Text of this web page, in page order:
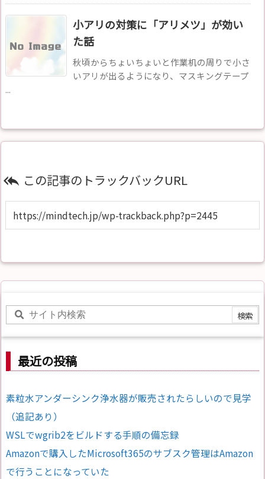
小アリの対策に「アリメツ」が効い
た話
秋頃からちょいちょいと作業机の周りで小さ
いアリが出るようになり、マスキングテープ
...
 この記事のトラックバックURL
最近の投稿
素粒水アンダーシンク浄水器が販売されたらしいので見学
（追記あり）
WSLでwgrib2をビルドする手順の備忘録
Amazonで購入したMicrosoft365のサブスク管理はAmazon
で行うことになっていた